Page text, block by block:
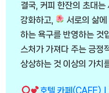
결국, 커피 한잔의 초대
강화하고,
서로의 삶
하는 욕구를 반영하는 것
스처가 가져다 주는 긍정
상상하는 것 이상의 가치
호텔 카페(CAFE)